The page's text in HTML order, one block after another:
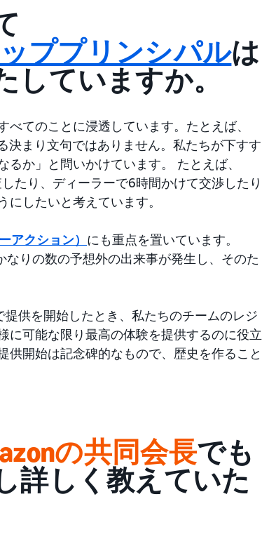
ププリンシパルは
していますか。
てのことに浸透しています。たとえば、
決まり文句ではありません。私たちが下すす
か」と問いかけています。 たとえば、
たり、ディーラーで6時間かけて交渉したり
したいと考えています。
クション） にも重点を置いています。
りの数の予想外の出来事が発生し、そのた
供を開始したとき、私たちのチームのレジ
に可能な限り最高の体験を提供するのに役立
開始は記念碑的なもので、歴史を作ること
の共同会長でも
詳しく教えていた